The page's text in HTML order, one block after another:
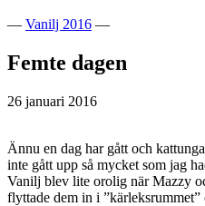
— Vanilj 2016 —
Femte dagen
26 januari 2016
Ännu en dag har gått och
inte gått upp så mycket som jag
Vanilj blev lite orolig när Mazzy
flyttade dem in i